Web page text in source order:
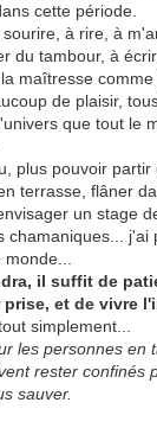
cette période.
à rire, à
du tambour, à
maîtresse
de plaisir,
que tout le
plus pouvoir
terrasse, flâner
un stage
chamaniques... j'ai
il suffit de
prise, et de vivre
simplement...
les personnes en
rester confinés
sauver.